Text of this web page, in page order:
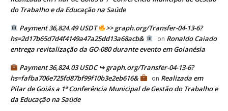
do Trabalho e da Educação na Saúde
Payment 36,824.49 USDT
>> graph.org/Transfer-04-13-6?
hs=2d17b65d7d4f4149a47a25dd13a68acb&
on Ronaldo Caiado
entrega revitalização da GO-080 durante evento em Goianésia
Payment 36,824.03 USDC ↪ graph.org/Transfer-04-13-6?
hs=fafba706e725fd87bf99f10b3e2eb616&
on Realizada em
Pilar de Goiás a 1ª Conferência Municipal de Gestão do Trabalho e
da Educação na Saúde